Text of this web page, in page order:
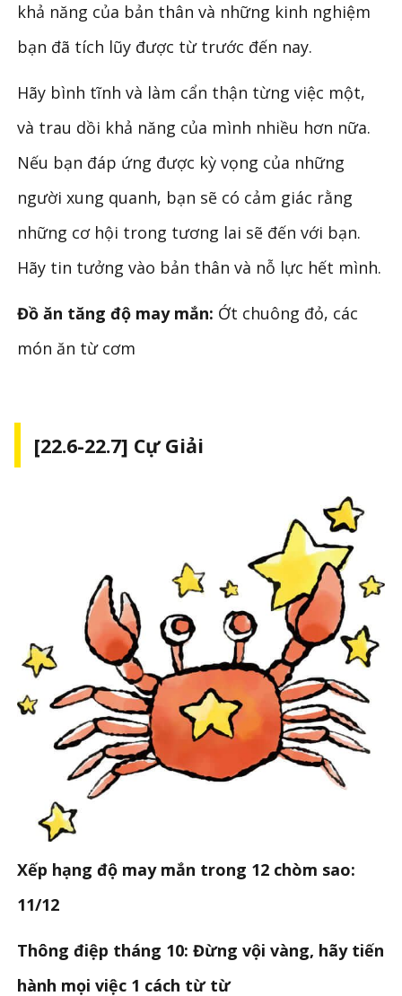
khả năng của bản thân và những kinh nghiệm
bạn đã tích lũy được từ trước đến nay.
Hãy bình tĩnh và làm cẩn thận từng việc một,
và trau dồi khả năng của mình nhiều hơn nữa.
Nếu bạn đáp ứng được kỳ vọng của những
người xung quanh, bạn sẽ có cảm giác rằng
những cơ hội trong tương lai sẽ đến với bạn.
Hãy tin tưởng vào bản thân và nỗ lực hết mình.
Đồ ăn tăng độ may mắn: Ớt chuông đỏ, các
món ăn từ cơm
[22.6-22.7] Cự Giải
Xếp hạng độ may mắn trong 12 chòm sao:
11/12
Thông điệp tháng 10: Đừng vội vàng, hãy tiến
hành mọi việc 1 cách từ từ